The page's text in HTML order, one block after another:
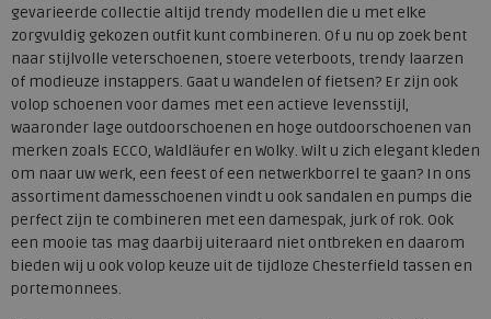
gevarieerde collectie altijd trendy modellen die u met elke
zorgvuldig gekozen outfit kunt combineren. Of u nu op zoek bent
naar stijlvolle veterschoenen, stoere veterboots, trendy laarzen
of modieuze instappers. Gaat u wandelen of fietsen? Er zijn ook
volop schoenen voor dames met een actieve levensstijl,
waaronder lage outdoorschoenen en hoge outdoorschoenen van
merken zoals ECCO, Waldläufer en Wolky. Wilt u zich elegant kleden
om naar uw werk, een feest of een netwerkborrel te gaan? In ons
assortiment damesschoenen vindt u ook sandalen en pumps die
perfect zijn te combineren met een damespak, jurk of rok. Ook
een mooie tas mag daarbij uiteraard niet ontbreken en daarom
bieden wij u ook volop keuze uit de tijdloze Chesterfield tassen en
portemonnees.